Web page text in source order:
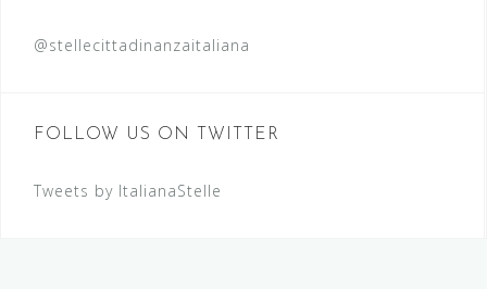
@stellecittadinanzaitaliana
FOLLOW US ON TWITTER
Tweets by ItalianaStelle